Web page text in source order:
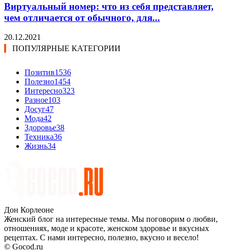
Виртуальный номер: что из себя представляет,
чем отличается от обычного, для...
20.12.2021
ПОПУЛЯРНЫЕ КАТЕГОРИИ
Позитив1536
Полезно1454
Интересно323
Разное103
Досуг47
Мода42
Здоровье38
Техника36
Жизнь34
Дон Корлеоне
Женский блог на интересные темы. Мы поговорим о любви,
отношениях, моде и красоте, женском здоровье и вкусных
рецептах. С нами интересно, полезно, вкусно и весело!
© Gocod.ru